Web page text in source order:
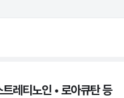
레티노인 • 로아큐탄 등